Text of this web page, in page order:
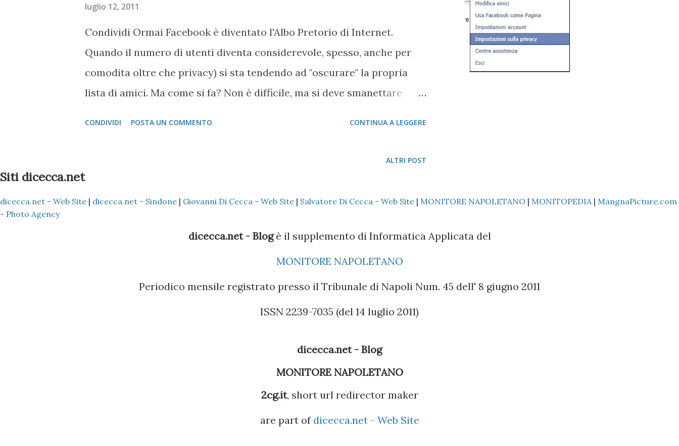
luglio 12, 2011
Condividi Ormai Facebook è diventato l'Albo Pretorio di Internet.
Quando il numero di utenti diventa considerevole, spesso, anche per
comodita oltre che privacy) si sta tendendo ad "oscurare" la propria
lista di amici. Ma come si fa? Non è difficile, ma si deve smanettare
CONDIVIDI POSTA UN COMMENTO CONTINUA A LEGGERE
ALTRI POST
Siti dicecca.net
dicecca.net - Web Site | dicecca.net - Sindone | Giovanni Di Cecca - Web Site | Salvatore Di Cecca - Web Site | MONITORE NAPOLETANO | MONITOPEDIA| MangnaPicture.com
- Photo Agency
dicecca.net - Blogè il supplemento di Informatica Applicata del
MONITORE NAPOLETANO
Periodico mensile registrato presso il Tribunale di Napoli Num. 45 dell' 8 giugno 2011
ISSN 2239-7035 (del 14 luglio 2011)
dicecca.net - Blog
MONITORE NAPOLETANO
2cg.it, short url redirector maker
are part of dicecca.net - Web Site